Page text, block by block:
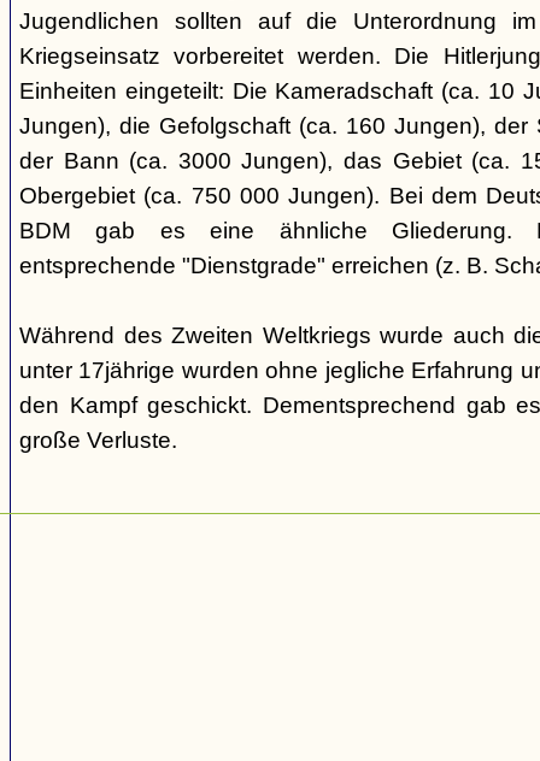
Jugendlichen sollten auf die Unterordnung
Kriegseinsatz vorbereitet werden. Die
Einheiten eingeteilt: Die Kameradschaft (ca. 10
Jungen), die Gefolgschaft (ca. 160 Jungen), der
der Bann (ca. 3000 Jungen), das Gebiet (ca.
Obergebiet (ca. 750 000 Jungen). Bei dem
BDM gab es eine ähnliche Gliederung.
entsprechende "Dienstgrade" erreichen (z. B.
Während des Zweiten Weltkriegs wurde auch
unter 17jährige wurden ohne jegliche Erfahrung
den Kampf geschickt. Dementsprechend gab
große Verluste.